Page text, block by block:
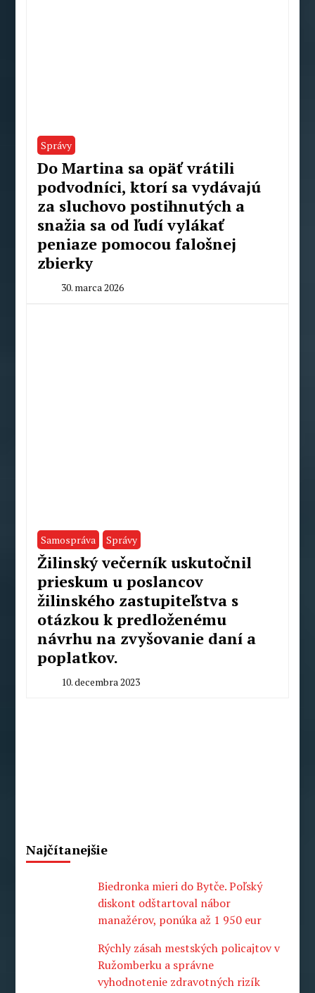
Správy
Do Martina sa opäť vrátili
podvodníci, ktorí sa vydávajú
za sluchovo postihnutých a
snažia sa od ľudí vylákať
peniaze pomocou falošnej
zbierky
30. marca 2026
Samospráva Správy
Žilinský večerník uskutočnil
prieskum u poslancov
žilinského zastupiteľstva s
otázkou k predloženému
návrhu na zvyšovanie daní a
poplatkov.
10. decembra 2023
Najčítanejšie
Biedronka mieri do Bytče. Poľský
diskont odštartoval nábor
manažérov, ponúka až 1 950 eur
Rýchly zásah mestských policajtov v
Ružomberku a správne
vyhodnotenie zdravotných rizík